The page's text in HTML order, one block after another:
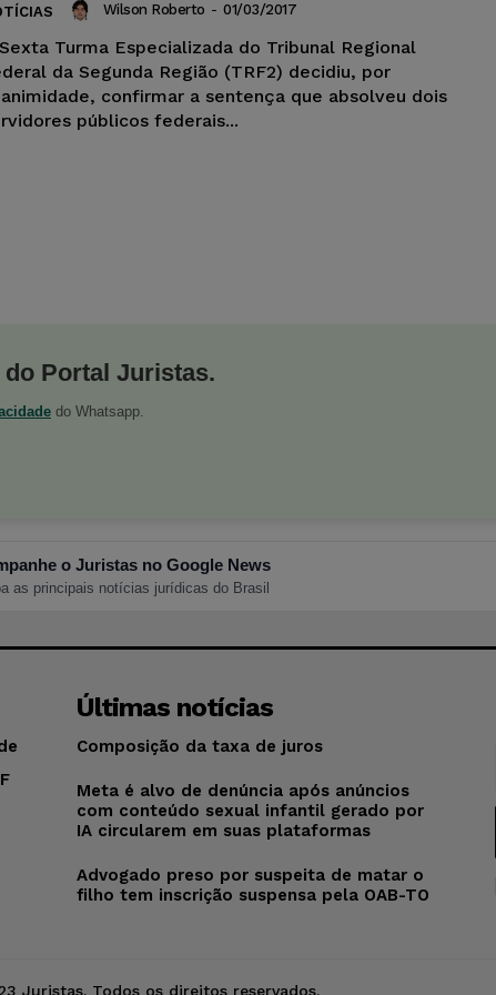
Wilson Roberto - 01/03/2017
Turma Especializada do Tribunal Regional
da Segunda Região (TRF2) decidiu, por
confirmar a sentença que absolveu dois
públicos federais...
Portal Juristas.
do Whatsapp.
o Juristas no Google News
as principais notícias jurídicas do Brasil
Últimas notícias
Composição da taxa de juros
Meta é alvo de denúncia após anúncios
com conteúdo sexual infantil gerado por
IA circularem em suas plataformas
Advogado preso por suspeita de matar o
filho tem inscrição suspensa pela OAB-TO
Juristas. Todos os direitos reservados.